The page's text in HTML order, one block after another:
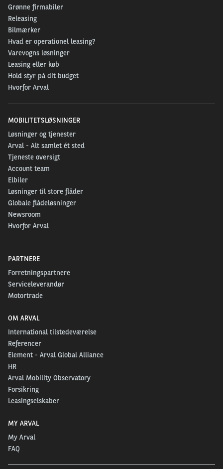
Grønne firmabiler
Releasing
Bilmærker
Hvad er operationel leasing?
Varevogns løsninger
Leasing eller køb
Hold styr på dit budget
Hvorfor Arval
MOBILITETSLØSNINGER
Løsninger og tjenester
Arval - Alt samlet ét sted
Tjeneste oversigt
Account team
Elbiler
Løsninger til store flåder
Globale flådeløsninger
Newsroom
Hvorfor Arval
PARTNERE
Forretningspartnere
Serviceleverandør
Motortrade
OM ARVAL
International tilstedeværelse
Referencer
Element - Arval Global Alliance
HR
Arval Mobility Observatory
Forsikring
Leasingselskaber
MY ARVAL
My Arval
FAQ